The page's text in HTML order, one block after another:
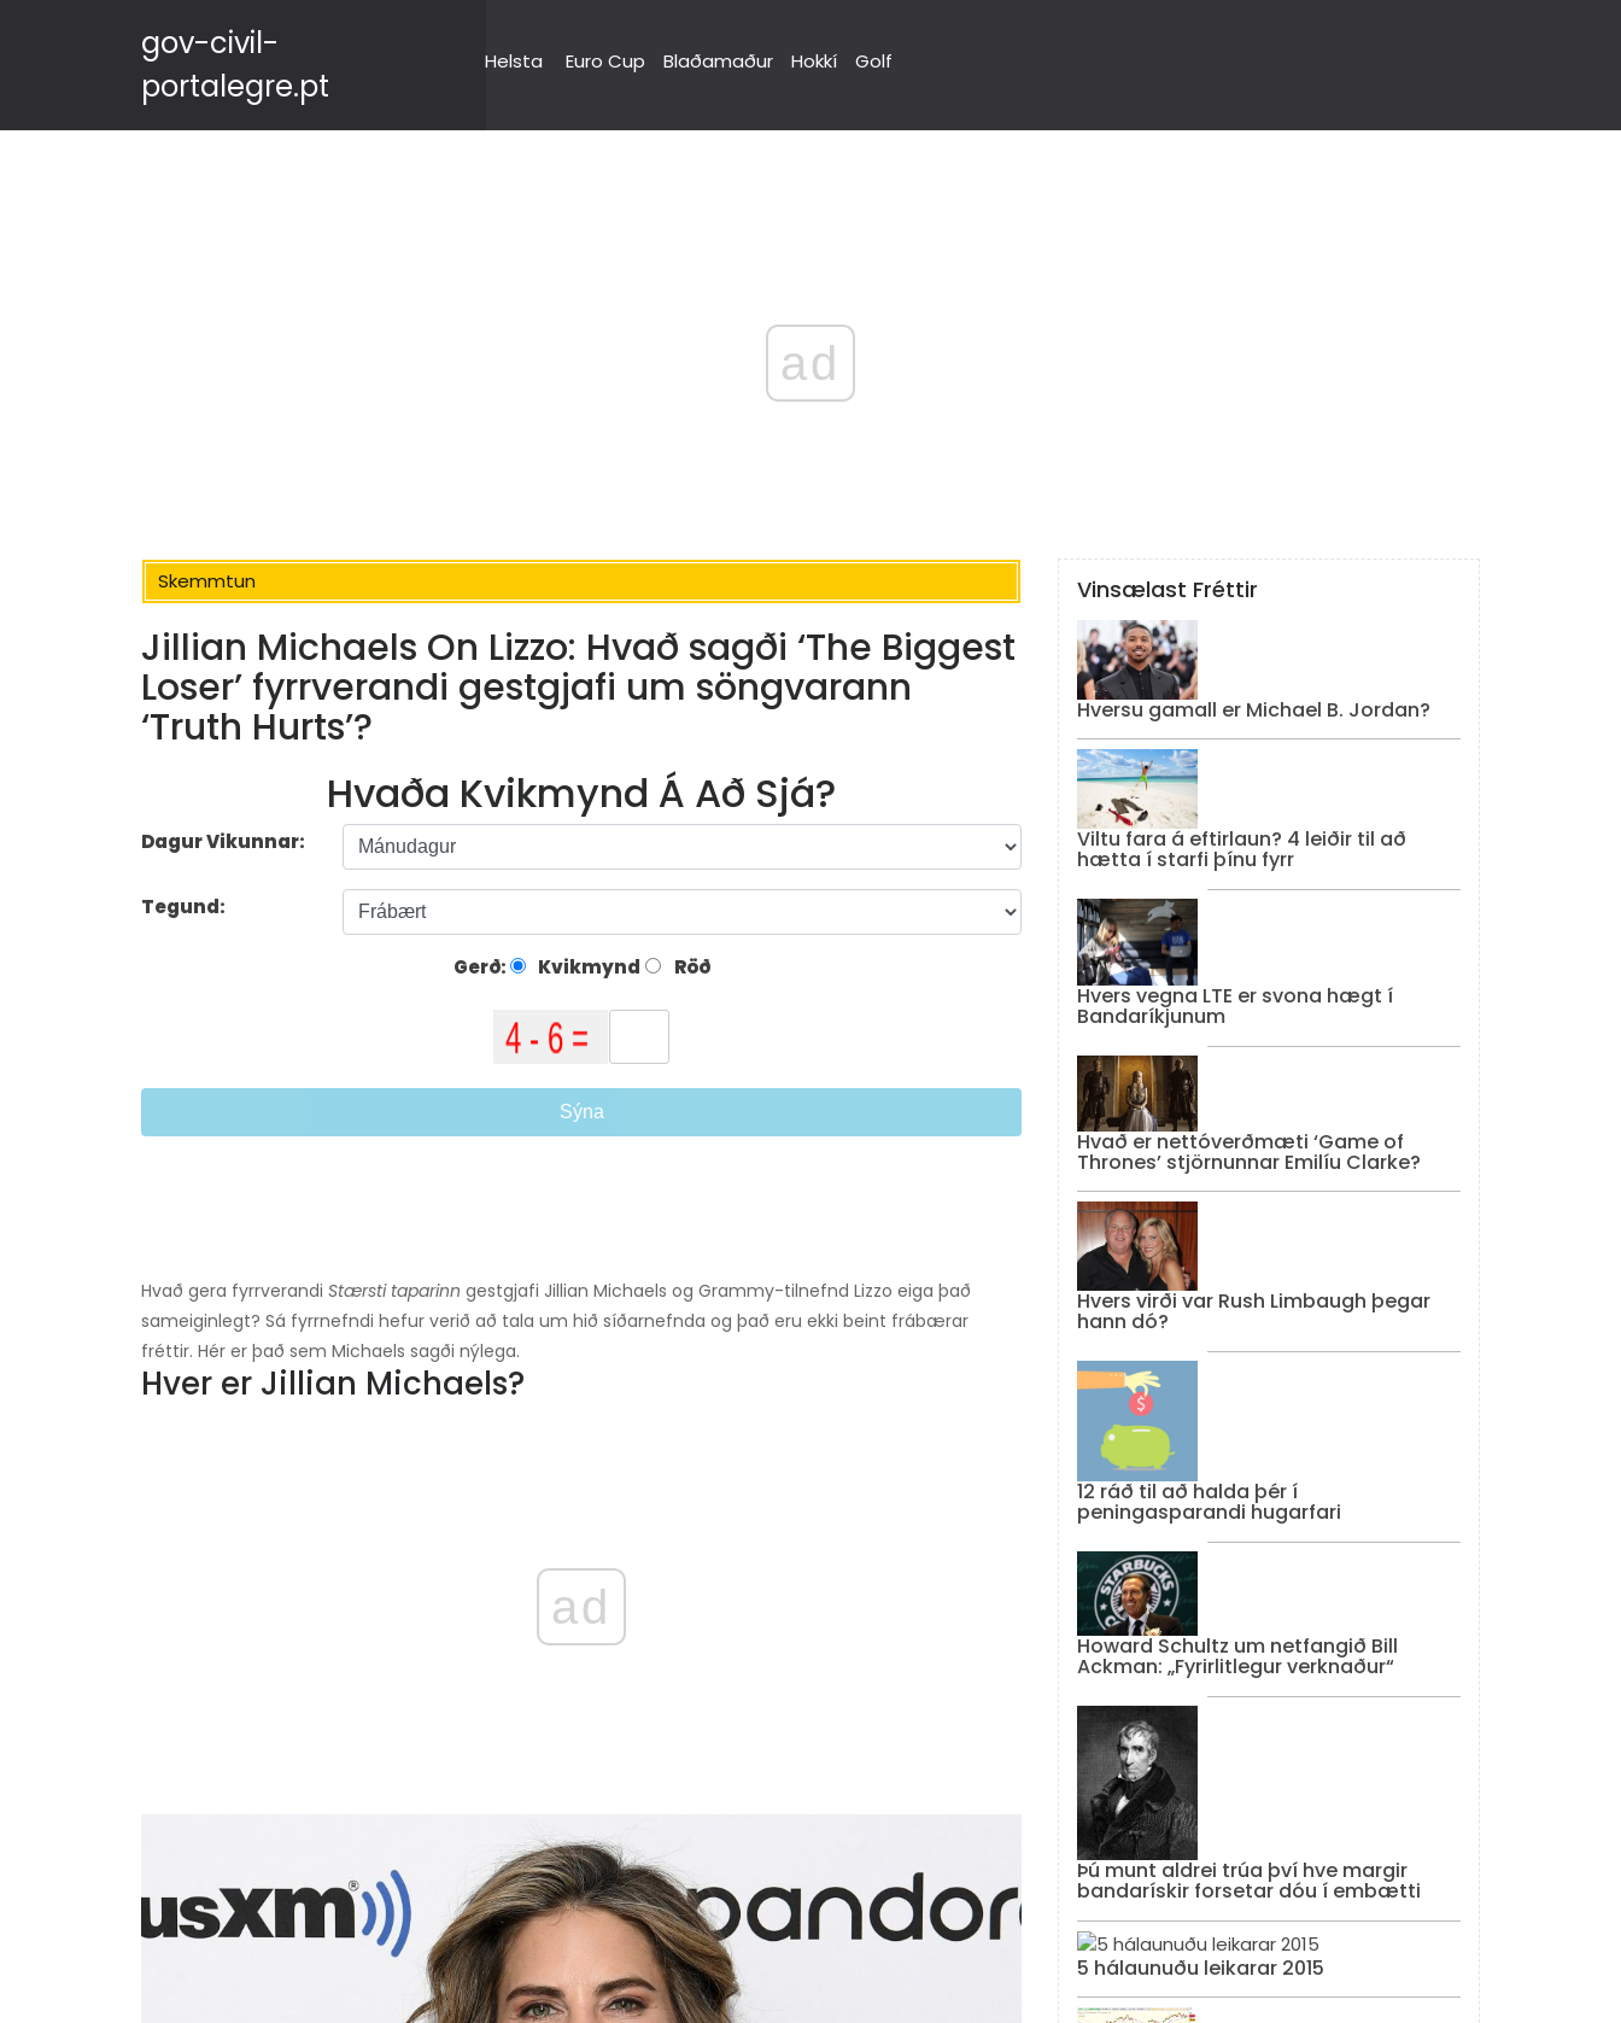
gov-civil-
portalegre.pt
Helsta Euro Cup Blaðamaður Hokkí Golf
ad
Skemmtun
Jillian Michaels On Lizzo: Hvað sagði ‘The Biggest
Loser’ fyrrverandi gestgjafi um söngvarann ​​
‘Truth Hurts’?
Hvaða Kvikmynd Á Að Sjá?
Dagur Vikunnar:
Tegund:
Gerð: Kvikmynd Röð
Sýna
Hvað gera fyrrverandi Stærsti taparinn gestgjafi Jillian Michaels og Grammy-tilnefnd Lizzo eiga það
sameiginlegt? Sá fyrrnefndi hefur verið að tala um hið síðarnefnda og það eru ekki beint frábærar
fréttir. Hér er það sem Michaels sagði nýlega.
Hver er Jillian Michaels?
ad
Vinsælast Fréttir
Hversu gamall er Michael B. Jordan?
Viltu fara á eftirlaun? 4 leiðir til að
hætta í starfi þínu fyrr
Hvers vegna LTE er svona hægt í
Bandaríkjunum
Hvað er nettóverðmæti ‘Game of
Thrones’ stjörnunnar Emilíu Clarke?
Hvers virði var Rush Limbaugh þegar
hann dó?
12 ráð til að halda þér í
peningasparandi hugarfari
Howard Schultz um netfangið Bill
Ackman: „Fyrirlitlegur verknaður“
Þú munt aldrei trúa því hve margir
bandarískir forsetar dóu í embætti
5 hálaunuðu leikarar 2015